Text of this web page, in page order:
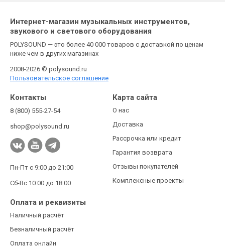
Интернет-магазин музыкальных инструментов,
звукового и светового оборудования
POLYSOUND — это более 40 000 товаров с доставкой по ценам
ниже чем в других магазинах
2008-2026 © polysound.ru
Пользовательское соглашение
Контакты
8 (800) 555-27-54
shop@polysound.ru
Пн-Пт с 9:00 до 21:00
Сб-Вс 10:00 до 18:00
Карта сайта
О нас
Доставка
Рассрочка или кредит
Гарантия возврата
Отзывы покупателей
Комплексные проекты
Оплата и реквизиты
Наличный расчёт
Безналичный расчёт
Оплата онлайн